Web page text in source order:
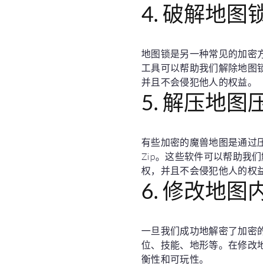
4. 破解地图
地图锁是另一种常见的加密
工具可以帮助我们解除地图
并且不会侵犯他人的权益。
5. 解压地图
有些加密的魔兽地图是通过
Zip。这些软件可以帮助我
权，并且不会侵犯他人的权
6. 修改地图
一旦我们成功地解密了加密
位、技能、地形等。在修改
衡性和可玩性。